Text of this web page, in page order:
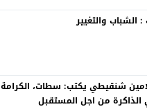
الشباب والتغيير
شنقيطي يكتب: سطات، الكرامة
من اجل المستقبل